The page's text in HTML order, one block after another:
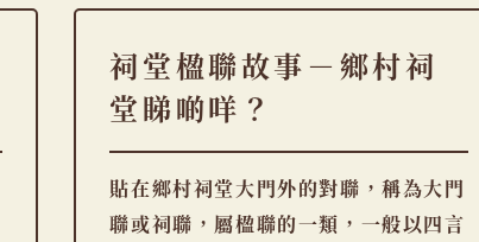
祠堂楹聯故事－鄉村祠
堂睇啲咩？
貼在鄉村祠堂大門外的對聯，稱為大門
聯或祠聯，屬楹聯的一類，一般以四言